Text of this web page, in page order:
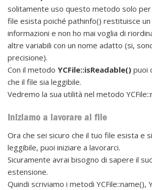
solitamente uso questo metodo solo per
file esista poiché pathinfo() restituisce
informazioni e non ho mai voglia di
altre variabili con un nome adatto (si,
precisione).
Con il metodo YCFile::isReadable() puoi
che il file sia leggibile.
Vedremo la sua utilità nel metodo
Iniziamo a lavorare al file
Ora che sei sicuro che il tuo file esista e
leggibile, puoi iniziare a lavorarci.
Sicuramente avrai bisogno di sapere il
estensione.
Quindi scriviamo i metodi YCFile::name(),